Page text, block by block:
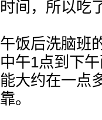
时间，所以吃
午饭后洗脑班
中午1点到下
能大约在一点
靠。